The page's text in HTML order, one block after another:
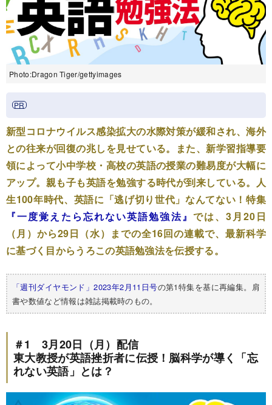
Photo:Dragon Tiger/gettyimages
新型コロナウイルス感染拡大の水際対策が緩和され、海外
との往来が回復の兆しを見せている。また、新学習指導要
領によって小中学校・高校の英語の授業の難易度が大幅に
アップ。親も子も英語を勉強する時代が到来している。人
生100年時代、英語に「逃げ切り世代」なんてない！特集
『一度覚えたら忘れない英語勉強法』 では、3月20日
（月）から29日（水）までの全16回の連載で、最新科学
に基づく目からうろこの英語勉強法を伝授する。
「週刊ダイヤモンド」2023年2月11日号の第1特集を基に再編集。肩
書や数値など情報は雑誌掲載時のもの。
＃1 3月20日（月）配信
東大教授が英語挫折者に伝授！脳科学が導く「忘
れない英語」とは？